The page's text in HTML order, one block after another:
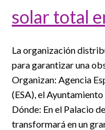
solar total
La organización
para garantizar una
Organizan: Agencia
(ESA), el
Dónde: En el Palacio
transformará en un